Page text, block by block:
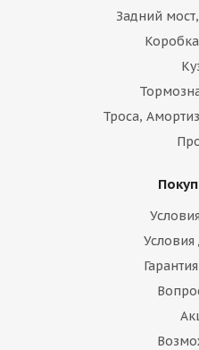
Задний
Троса,
Условия